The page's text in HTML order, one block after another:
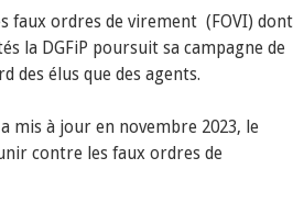
faux ordres de virement (FOVI) dont
la DGFiP poursuit sa campagne de
des élus que des agents.
mis à jour en novembre 2023, le
contre les faux ordres de